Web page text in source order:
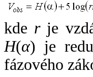
kde rje
H(α) je
fázového